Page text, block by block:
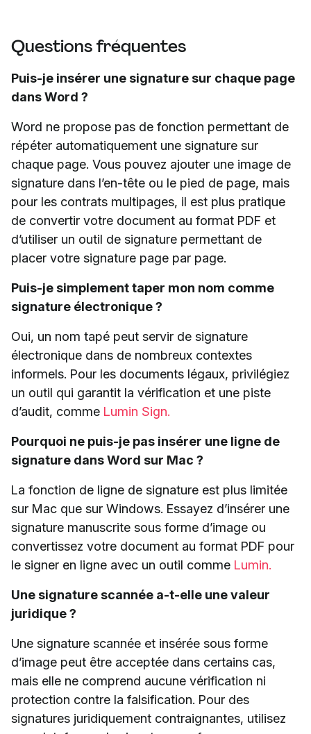
Questions fréquentes
Puis-je insérer une signature sur chaque page
dans Word ?
Word ne propose pas de fonction permettant de
répéter automatiquement une signature sur
chaque page. Vous pouvez ajouter une image de
signature dans l’en-tête ou le pied de page, mais
pour les contrats multipages, il est plus pratique
de convertir votre document au format PDF et
d’utiliser un outil de signature permettant de
placer votre signature page par page.
Puis-je simplement taper mon nom comme
signature électronique ?
Oui, un nom tapé peut servir de signature
électronique dans de nombreux contextes
informels. Pour les documents légaux, privilégiez
un outil qui garantit la vérification et une piste
d’audit, comme Lumin Sign.
Pourquoi ne puis-je pas insérer une ligne de
signature dans Word sur Mac ?
La fonction de ligne de signature est plus limitée
sur Mac que sur Windows. Essayez d’insérer une
signature manuscrite sous forme d’image ou
convertissez votre document au format PDF pour
le signer en ligne avec un outil comme Lumin.
Une signature scannée a-t-elle une valeur
juridique ?
Une signature scannée et insérée sous forme
d’image peut être acceptée dans certains cas,
mais elle ne comprend aucune vérification ni
protection contre la falsification. Pour des
signatures juridiquement contraignantes, utilisez